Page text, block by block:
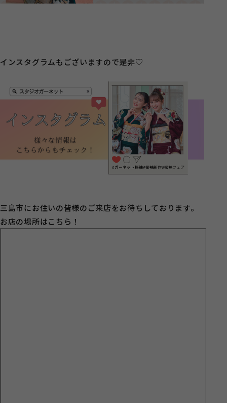
インスタグラムもございますので是非♡
三島市にお住いの皆様のご来店をお待ちしております。
お店の場所はこちら！